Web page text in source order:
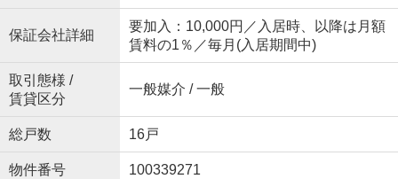
保証会社詳細
要加入：10,000円／入居時、以降は月額
賃料の1％／毎月(入居期間中)
取引態様 /
賃貸区分
一般媒介 / 一般
総戸数 16戸
物件番号 100339271